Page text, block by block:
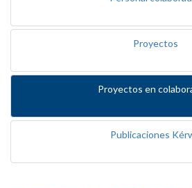
Proyectos
Proyectos en
Publicaciones